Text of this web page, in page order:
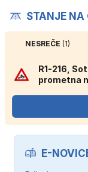
STANJE NA
NESREČE(1)
R1-216,
prometna
E-